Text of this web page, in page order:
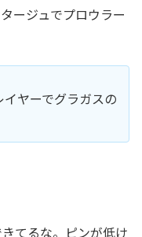
ージュでプロウラー
ヤーでグラガスの
てるな。ピンが低け